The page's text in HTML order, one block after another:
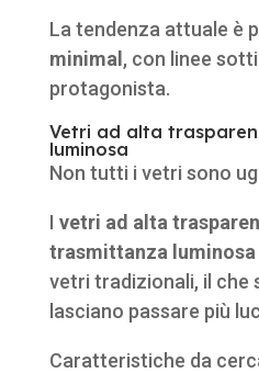
La tendenza attuale è
minimal , con linee
protagonista.
Vetri ad alta
luminosa
Non tutti i vetri sono
I vetri ad alta
trasmittanza
vetri tradizionali, il che
lasciano passare più
Caratteristiche da